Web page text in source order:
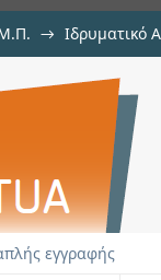
→ Ιδρυματικό
εγγραφής